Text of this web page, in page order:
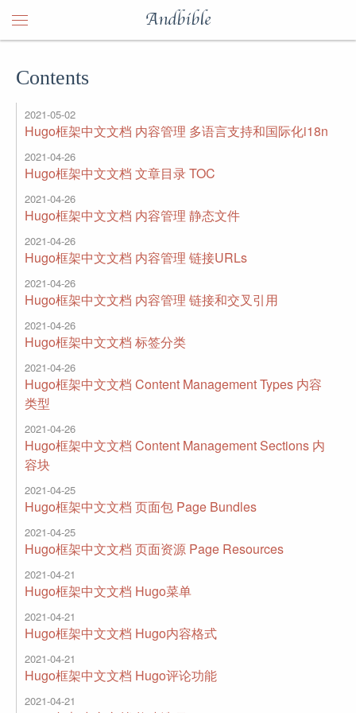
Andbible
Contents
2021-05-02
Hugo框架中文文档 内容管理 多语言支持和国际化i18n
2021-04-26
Hugo框架中文文档 文章目录 TOC
2021-04-26
Hugo框架中文文档 内容管理 静态文件
2021-04-26
Hugo框架中文文档 内容管理 链接URLs
2021-04-26
Hugo框架中文文档 内容管理 链接和交叉引用
2021-04-26
Hugo框架中文文档 标签分类
2021-04-26
Hugo框架中文文档 Content Management Types 内容
类型
2021-04-26
Hugo框架中文文档 Content Management Sections 内
容块
2021-04-25
Hugo框架中文文档 页面包 Page Bundles
2021-04-25
Hugo框架中文文档 页面资源 Page Resources
2021-04-21
Hugo框架中文文档 Hugo菜单
2021-04-21
Hugo框架中文文档 Hugo内容格式
2021-04-21
Hugo框架中文文档 Hugo评论功能
2021-04-21